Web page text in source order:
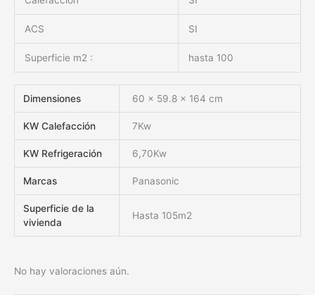
ACS SI
Superficie m2 : hasta 100
Dimensiones 60 × 59.8 × 164 cm
KW Calefacción 7Kw
KW Refrigeración 6,70Kw
Marcas Panasonic
Superficie de la
vivienda
Hasta 105m2
No hay valoraciones aún.